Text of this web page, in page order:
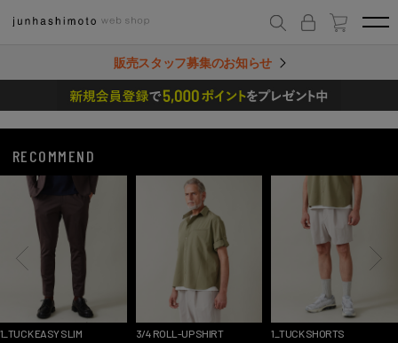
販売スタッフ募集のお知らせ
RECOMMEND
1_TUCK EASY SLIM 3/4 ROLL-UP SHIRT 1_TUCK SHORTS